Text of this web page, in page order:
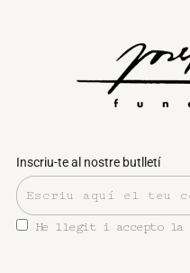
Inscriu-te al nostre butlletí
He llegit i accepto la